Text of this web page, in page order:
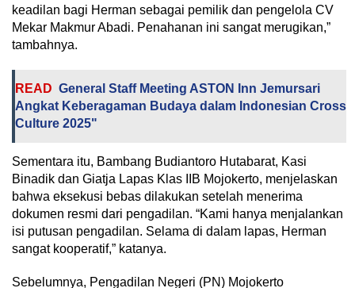
keadilan bagi Herman sebagai pemilik dan pengelola CV
Mekar Makmur Abadi. Penahanan ini sangat merugikan,”
tambahnya.
READ General Staff Meeting ASTON Inn Jemursari
Angkat Keberagaman Budaya dalam Indonesian Cross
Culture 2025"
Sementara itu, Bambang Budiantoro Hutabarat, Kasi
Binadik dan Giatja Lapas Klas IIB Mojokerto, menjelaskan
bahwa eksekusi bebas dilakukan setelah menerima
dokumen resmi dari pengadilan. “Kami hanya menjalankan
isi putusan pengadilan. Selama di dalam lapas, Herman
sangat kooperatif,” katanya.
Sebelumnya, Pengadilan Negeri (PN) Mojokerto